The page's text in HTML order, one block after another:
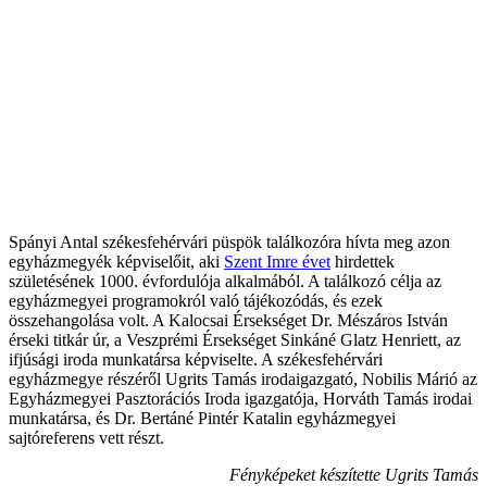
Spányi Antal székesfehérvári püspök találkozóra hívta meg azon
egyházmegyék képviselőit, aki Szent Imre évet hirdettek
születésének 1000. évfordulója alkalmából. A találkozó célja az
egyházmegyei programokról való tájékozódás, és ezek
összehangolása volt. A Kalocsai Érsekséget Dr. Mészáros István
érseki titkár úr, a Veszprémi Érsekséget Sinkáné Glatz Henriett, az
ifjúsági iroda munkatársa képviselte. A székesfehérvári
egyházmegye részéről Ugrits Tamás irodaigazgató, Nobilis Márió az
Egyházmegyei Pasztorációs Iroda igazgatója, Horváth Tamás irodai
munkatársa, és Dr. Bertáné Pintér Katalin egyházmegyei
sajtóreferens vett részt.
Fényképeket készítette Ugrits Tamás